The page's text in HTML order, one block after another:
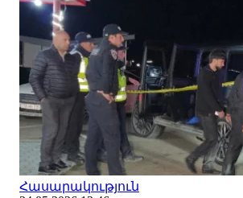
Հասարակություն